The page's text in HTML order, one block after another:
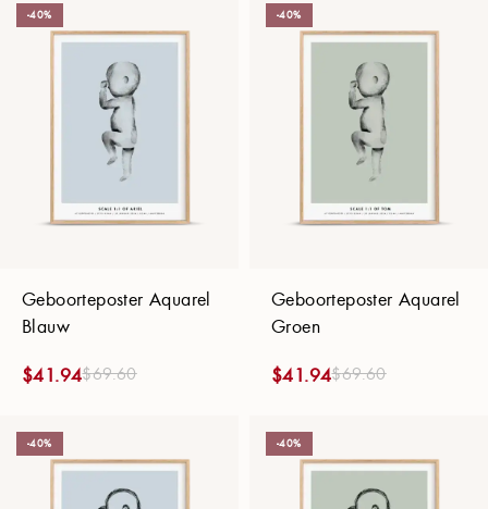
-40%
Geboorteposter Aquarel
Blauw
$69.60
$41.94
-40%
Geboorteposter Aquarel
Groen
$69.60
$41.94
-40% -40%